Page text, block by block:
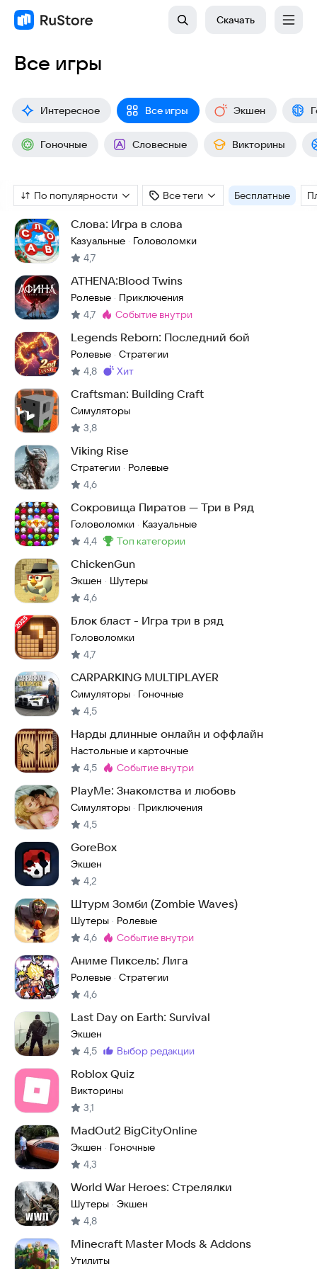
Скачать
Все игры
Интересное Все игры Экшен
Гоночные Словесные Викторины
По популярности Все теги Бесплатные
Слова: Игра в слова
Казуальные · Головоломки
4,7
ATHENA:Blood Twins
Ролевые · Приключения
4,7 Метка:
событие внутри
Legends Reborn: Последний бой
Ролевые · Стратегии
4,8 Метка
хит
Craftsman: Building Craft
Симуляторы
3,8
Viking Rise
Стратегии · Ролевые
4,6
Сокровища Пиратов — Три в Ряд
Головоломки · Казуальные
4,4
Метка:
топ категории
ChickenGun
Экшен · Шутеры
4,6
Блок бласт - Игра три в ряд
Головоломки
4,7
CARPARKING MULTIPLAYER
Симуляторы · Гоночные
4,5
Нарды длинные онлайн и оффлайн
Настольные и карточные
4,5 Метка:
событие внутри
PlayMe: Знакомства и любовь
Симуляторы · Приключения
4,5
GoreBox
Экшен
4,2
Штурм Зомби (Zombie Waves)
Шутеры · Ролевые
4,6 Метка:
событие внутри
Аниме Пиксель: Лига
Ролевые · Стратегии
4,6
Last Day on Earth: Survival
Экшен
4,5 Метка:
выбор редакции
Roblox Quiz
Викторины
3,1
MadOut2 BigCityOnline
Экшен · Гоночные
4,3
World War Heroes: Стрелялки
Шутеры · Экшен
4,8
Minecraft Master Mods & Addons
Утилиты